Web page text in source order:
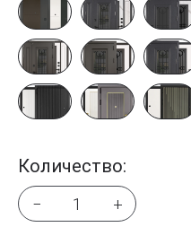
Количество:
− +